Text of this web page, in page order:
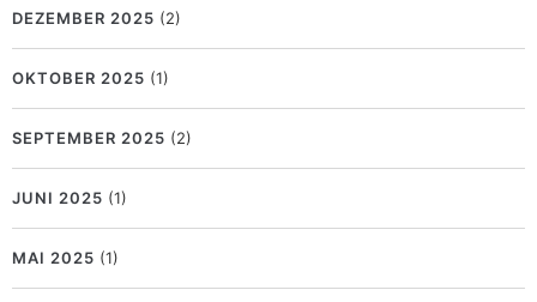
DEZEMBER 2025 (2)
OKTOBER 2025 (1)
SEPTEMBER 2025 (2)
JUNI 2025 (1)
MAI 2025 (1)